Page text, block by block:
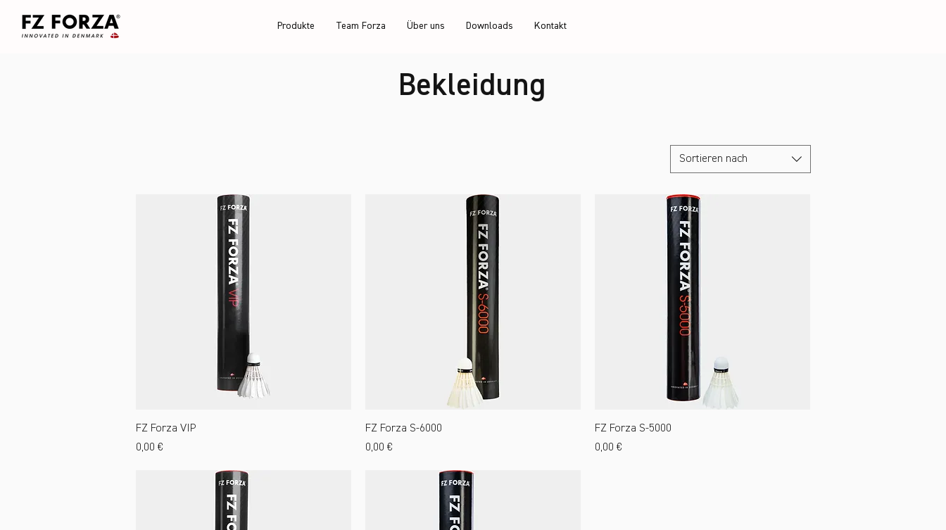
Produkte Team Forza Über uns Downloads Kontakt
Bekleidung
Sortieren nach
FZ Forza VIP
Preis
0,00 €
FZ Forza S-6000
Preis
0,00 €
FZ Forza S-5000
Preis
0,00 €